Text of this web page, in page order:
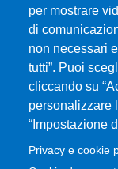
per mostrare
di
non necessari
tutti”. Puoi
cliccando su
personalizzare
“Impostazione
Privacy e cookie
MENÙ SOCIAL
MENÙ FOOTER 1
How to Reach
Where we are
Sitemap
Accessibility
Privacy and